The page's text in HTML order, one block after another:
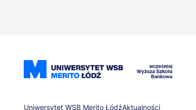
Uniwersytet WSB Merito ŁódźAktualności